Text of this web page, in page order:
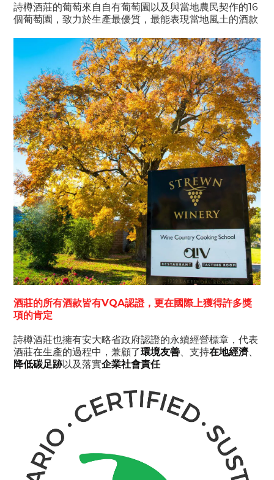
詩樽酒莊的葡萄來自自有葡萄園以及與當地農民契作的16
個葡萄園，致力於生產最優質，最能表現當地風土的酒款
酒莊的所有酒款皆有VQA認證，更在國際上獲得許多獎
項的肯定
詩樽酒莊也擁有安大略省政府認證的永續經營標章，代表
酒莊在生產的過程中，兼顧了環境友善 、支持在地經濟、
降低碳足跡以及落實企業社會責任